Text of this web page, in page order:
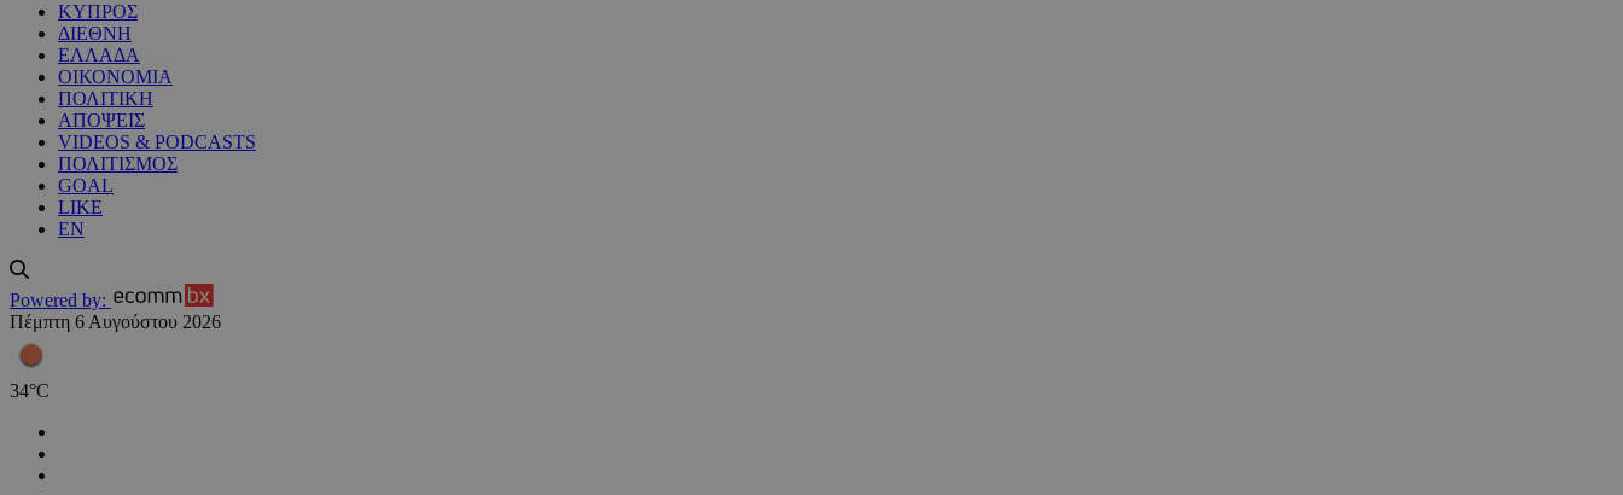
ΚΥΠΡΟΣ
ΔΙΕΘΝΗ
ΕΛΛΑΔΑ
ΟΙΚΟΝΟΜΙΑ
ΠΟΛΙΤΙΚΗ
ΑΠΟΨΕΙΣ
VIDEOS & PODCASTS
ΠΟΛΙΤΙΣΜΟΣ
GOAL
LIKE
EN
Powered by:
Πέμπτη 6 Αυγούστου 2026
34°C